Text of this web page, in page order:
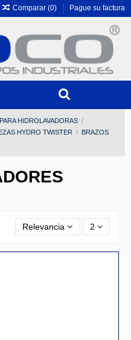
Comparar (0) Pague su factura
HIDROLAVADORAS
HYDRO TWISTER
BRAZOS
Relevancia 2